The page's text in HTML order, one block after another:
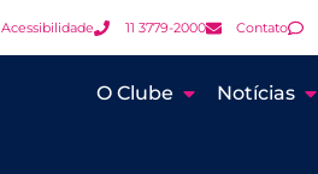
Acessibilidade 11 3779-2000 Contato
O Clube Notícias